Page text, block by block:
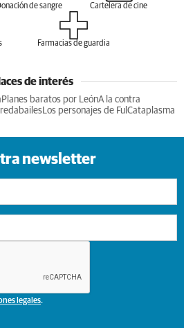
de sangre Cartelera de cine
Farmacias de guardia
de interés
Planes baratos por LeónA la contra
Los personajes de Ful Cataplasma
newsletter
legales.